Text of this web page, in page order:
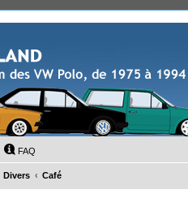
FAQ
Divers Café